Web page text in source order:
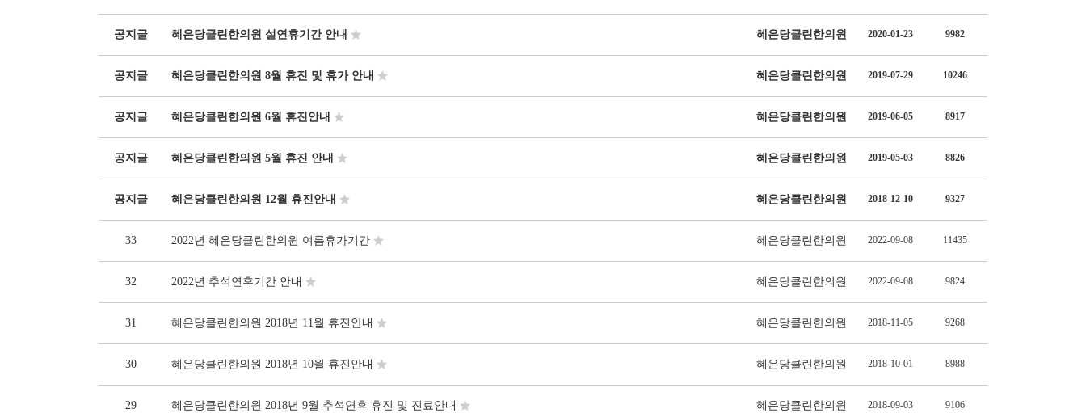
공지글 혜은당클린한의원 설연휴기간 안내 혜은당클린한의원 2020-01-23 9982
공지글 혜은당클린한의원 8월 휴진 및 휴가 안내 혜은당클린한의원 2019-07-29 10246
공지글 혜은당클린한의원 6월 휴진안내 혜은당클린한의원 2019-06-05 8917
공지글 혜은당클린한의원 5월 휴진 안내 혜은당클린한의원 2019-05-03 8826
공지글 혜은당클린한의원 12월 휴진안내 혜은당클린한의원 2018-12-10 9327
33 2022년 혜은당클린한의원 여름휴가기간 혜은당클린한의원 2022-09-08 11435
32 2022년 추석연휴기간 안내 혜은당클린한의원 2022-09-08 9824
31 혜은당클린한의원 2018년 11월 휴진안내 혜은당클린한의원 2018-11-05 9268
30 혜은당클린한의원 2018년 10월 휴진안내 혜은당클린한의원 2018-10-01 8988
29 혜은당클린한의원 2018년 9월 추석연휴 휴진 및 진료안내 혜은당클린한의원 2018-09-03 9106